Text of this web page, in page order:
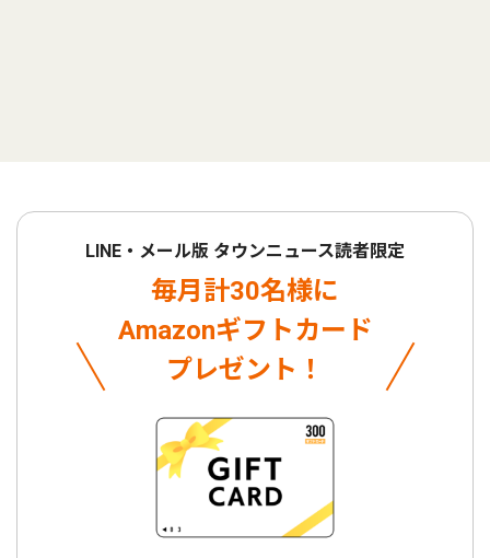
LINE・メール版 タウンニュース読者限定
毎月計30名様に
Amazonギフトカード
プレゼント！